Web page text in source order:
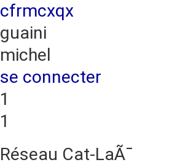
cfrmcxqx
guaini
michel
se connecter
1
1
Réseau Cat-LaÃ¯